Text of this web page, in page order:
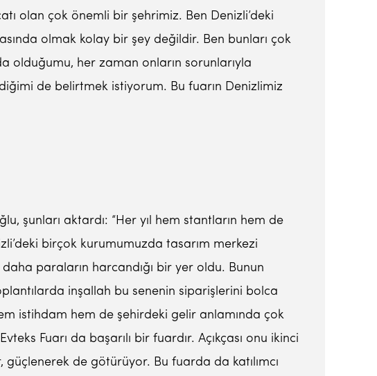
olan çok önemli bir şehrimiz. Ben Denizli’deki
olmak kolay bir şey değildir. Ben bunları çok
olduğumu, her zaman onların sorunlarıyla
de belirtmek istiyorum. Bu fuarın Denizlimiz
şunları aktardı: “Her yıl hem stantların hem de
birçok kurumumuzda tasarım merkezi
paraların harcandığı bir yer oldu. Bunun
inşallah bu senenin siparişlerini bolca
istihdam hem de şehirdeki gelir anlamında çok
Fuarı da başarılı bir fuardır. Açıkçası onu ikinci
güçlenerek de götürüyor. Bu fuarda da katılımcı